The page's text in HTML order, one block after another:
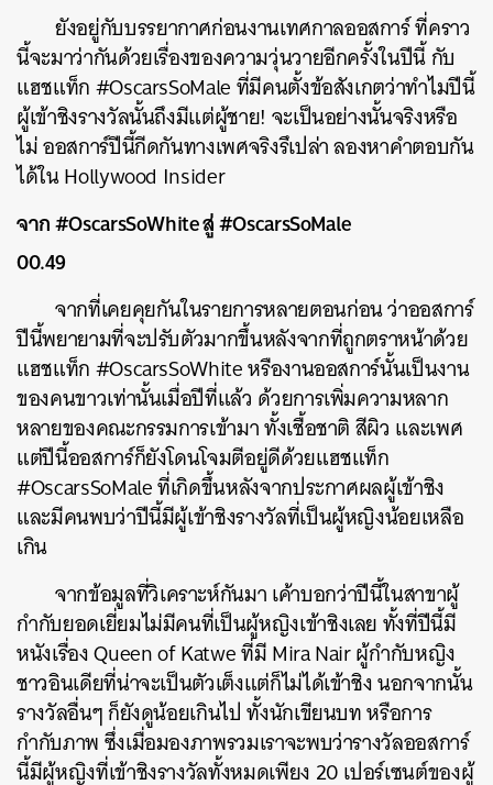
ยังอยู่กับบรรยากาศก่อนงานเทศกาลออสการ์ ที่คราว
นี้จะมาว่ากันด้วยเรื่องของความวุ่นวายอีกครั้งในปีนี้ กับ
แฮชแท็ก #OscarsSoMale ที่มีคนตั้งข้อสังเกตว่าทำไมปีนี้
ผู้เข้าชิงรางวัลนั้นถึงมีแต่ผู้ชาย! จะเป็นอย่างนั้นจริงหรือ
ไม่ ออสการ์ปีนี้กีดกันทางเพศจริงรึเปล่า ลองหาคำตอบกัน
ได้ใน Hollywood Insider
จาก #OscarsSoWhite สู่ #OscarsSoMale
00.49
จากที่เคยคุยกันในรายการหลายตอนก่อน ว่าออสการ์
ปีนี้พยายามที่จะปรับตัวมากขึ้นหลังจากที่ถูกตราหน้าด้วย
แฮชแท็ก #OscarsSoWhite หรืองานออสการ์นั้นเป็นงาน
ของคนขาวเท่านั้นเมื่อปีที่แล้ว ด้วยการเพิ่มความหลาก
หลายของคณะกรรมการเข้ามา ทั้งเชื้อชาติ สีผิว และเพศ
แต่ปีนี้ออสการ์ก็ยังโดนโจมตีอยู่ดีด้วยแฮชแท็ก
#OscarsSoMale ที่เกิดขึ้นหลังจากประกาศผลผู้เข้าชิง
และมีคนพบว่าปีนี้มีผู้เข้าชิงรางวัลที่เป็นผู้หญิงน้อยเหลือ
เกิน
จากข้อมูลที่วิเคราะห์กันมา เค้าบอกว่าปีนี้ในสาขาผู้
กำกับยอดเยี่ยมไม่มีคนที่เป็นผู้หญิงเข้าชิงเลย ทั้งที่ปีนี้มี
หนังเรื่อง Queen of Katwe ที่มี Mira Nair ผู้กำกับหญิง
ชาวอินเดียที่น่าจะเป็นตัวเต็งแต่ก็ไม่ได้เข้าชิง นอกจากนั้น
รางวัลอื่นๆ ก็ยังดูน้อยเกินไป ทั้งนักเขียนบท หรือการ
กำกับภาพ ซึ่งเมื่อมองภาพรวมเราจะพบว่ารางวัลออสการ์
นี้มีผู้หญิงที่เข้าชิงรางวัลทั้งหมดเพียง 20 เปอร์เซนต์ของผู้